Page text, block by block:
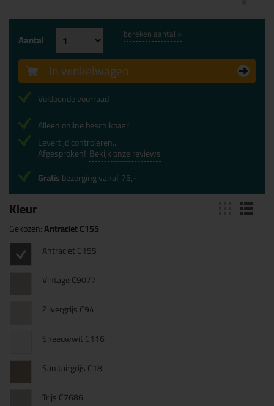
Kleur
Gekozen:Antraciet C155
Antraciet C155
Vintage C9077
Zilvergrijs C94
Sneeuwwit C116
Sanitairgrijs C18
Trijs C7686
Aantal bereken aantal >
In winkelwagen
Voldoende voorraad
Alleen online beschikbaar
Levertijd controleren...
Afgesproken! Bekijk onze reviews
Gratisbezorging vanaf 75,-